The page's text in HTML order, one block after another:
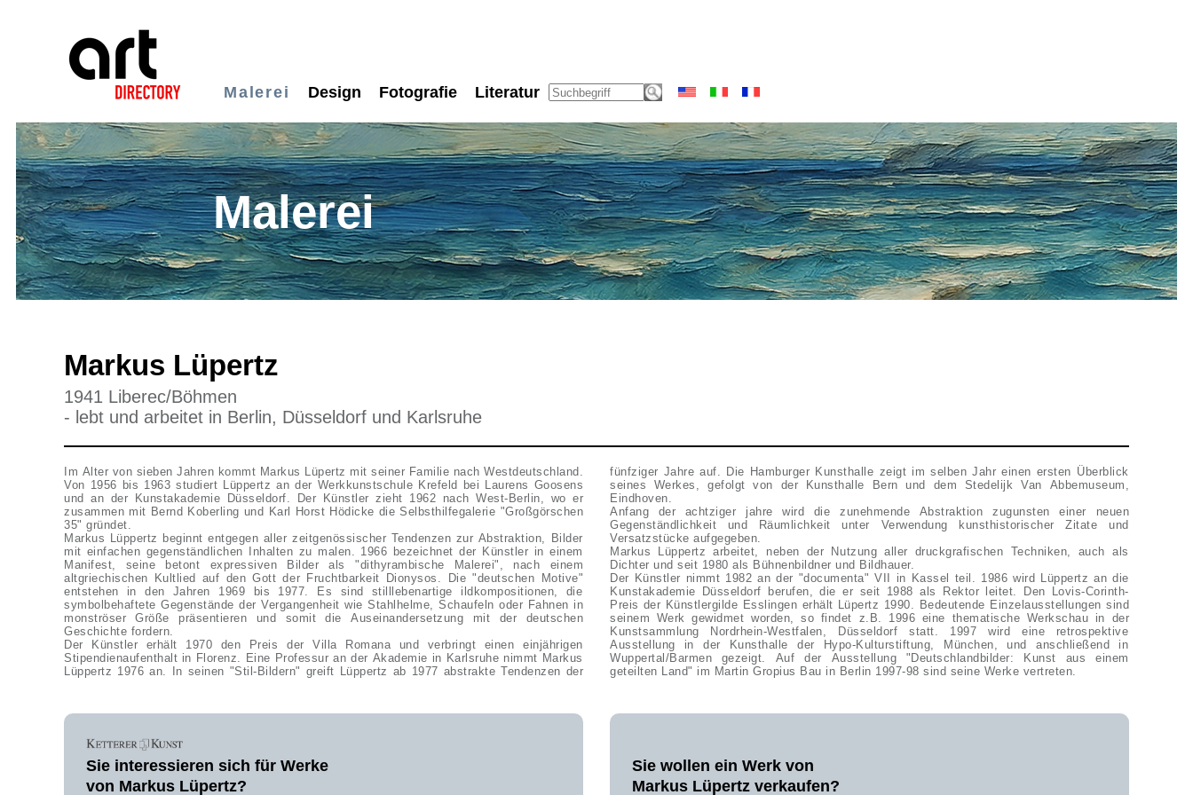
Malerei Design Fotografie Literatur
Malerei
Markus Lüpertz
1941 Liberec/Böhmen
- lebt und arbeitet in Berlin, Düsseldorf und Karlsruhe
Im Alter von sieben Jahren kommt Markus Lüpertz mit seiner Familie nach Westdeutschland.
Von 1956 bis 1963 studiert Lüppertz an der Werkkunstschule Krefeld bei Laurens Goosens
und an der Kunstakademie Düsseldorf. Der Künstler zieht 1962 nach West-Berlin, wo er
zusammen mit Bernd Koberling und Karl Horst Hödicke die Selbsthilfegalerie "Großgörschen
35" gründet.
Markus Lüppertz beginnt entgegen aller zeitgenössischer Tendenzen zur Abstraktion, Bilder
mit einfachen gegenständlichen Inhalten zu malen. 1966 bezeichnet der Künstler in einem
Manifest, seine betont expressiven Bilder als "dithyrambische Malerei", nach einem
altgriechischen Kultlied auf den Gott der Fruchtbarkeit Dionysos. Die "deutschen Motive"
entstehen in den Jahren 1969 bis 1977. Es sind stilllebenartige ildkompositionen, die
symbolbehaftete Gegenstände der Vergangenheit wie Stahlhelme, Schaufeln oder Fahnen in
monströser Größe präsentieren und somit die Auseinandersetzung mit der deutschen
Geschichte fordern.
Der Künstler erhält 1970 den Preis der Villa Romana und verbringt einen einjährigen
Stipendienaufenthalt in Florenz. Eine Professur an der Akademie in Karlsruhe nimmt Markus
Lüppertz 1976 an. In seinen "Stil-Bildern" greift Lüppertz ab 1977 abstrakte Tendenzen der
fünfziger Jahre auf. Die Hamburger Kunsthalle zeigt im selben Jahr einen ersten Überblick
seines Werkes, gefolgt von der Kunsthalle Bern und dem Stedelijk Van Abbemuseum,
Eindhoven.
Anfang der achtziger jahre wird die zunehmende Abstraktion zugunsten einer neuen
Gegenständlichkeit und Räumlichkeit unter Verwendung kunsthistorischer Zitate und
Versatzstücke aufgegeben.
Markus Lüppertz arbeitet, neben der Nutzung aller druckgrafischen Techniken, auch als
Dichter und seit 1980 als Bühnenbildner und Bildhauer.
Der Künstler nimmt 1982 an der "documenta" VII in Kassel teil. 1986 wird Lüppertz an die
Kunstakademie Düsseldorf berufen, die er seit 1988 als Rektor leitet. Den Lovis-Corinth-
Preis der Künstlergilde Esslingen erhält Lüpertz 1990. Bedeutende Einzelausstellungen sind
seinem Werk gewidmet worden, so findet z.B. 1996 eine thematische Werkschau in der
Kunstsammlung Nordrhein-Westfalen, Düsseldorf statt. 1997 wird eine retrospektive
Ausstellung in der Kunsthalle der Hypo-Kulturstiftung, München, und anschließend in
Wuppertal/Barmen gezeigt. Auf der Ausstellung "Deutschlandbilder: Kunst aus einem
geteilten Land" im Martin Gropius Bau in Berlin 1997-98 sind seine Werke vertreten.
Sie interessieren sich für Werke
von Markus Lüpertz?
Sie wollen ein Werk von
Markus Lüpertz verkaufen?